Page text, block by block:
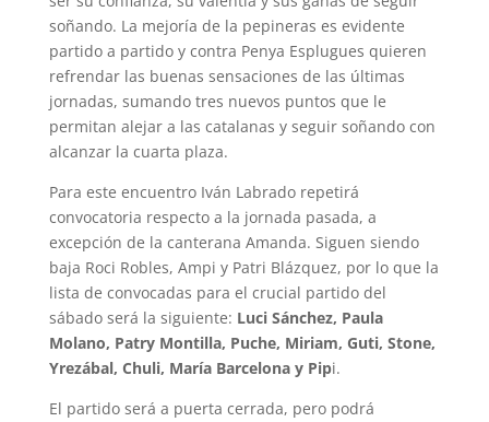
soñando. La mejoría de la pepineras es evidente
partido a partido y contra Penya Esplugues quieren
refrendar las buenas sensaciones de las últimas
jornadas, sumando tres nuevos puntos que le
permitan alejar a las catalanas y seguir soñando con
alcanzar la cuarta plaza.
Para este encuentro Iván Labrado repetirá
convocatoria respecto a la jornada pasada, a
excepción de la canterana Amanda. Siguen siendo
baja Roci Robles, Ampi y Patri Blázquez, por lo que la
lista de convocadas para el crucial partido del
sábado será la siguiente: Luci Sánchez, Paula
Molano, Patry Montilla, Puche, Miriam, Guti, Stone,
Yrezábal, Chuli, María Barcelona y Pipi.
El partido será a puerta cerrada, pero podrá